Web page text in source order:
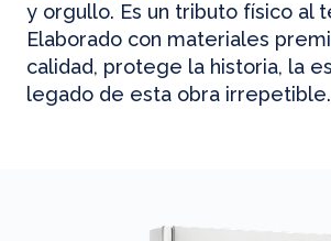
y orgullo. Es un tributo físico al
Elaborado con materiales
calidad, protege la historia, la
legado de esta obra irrepetible.